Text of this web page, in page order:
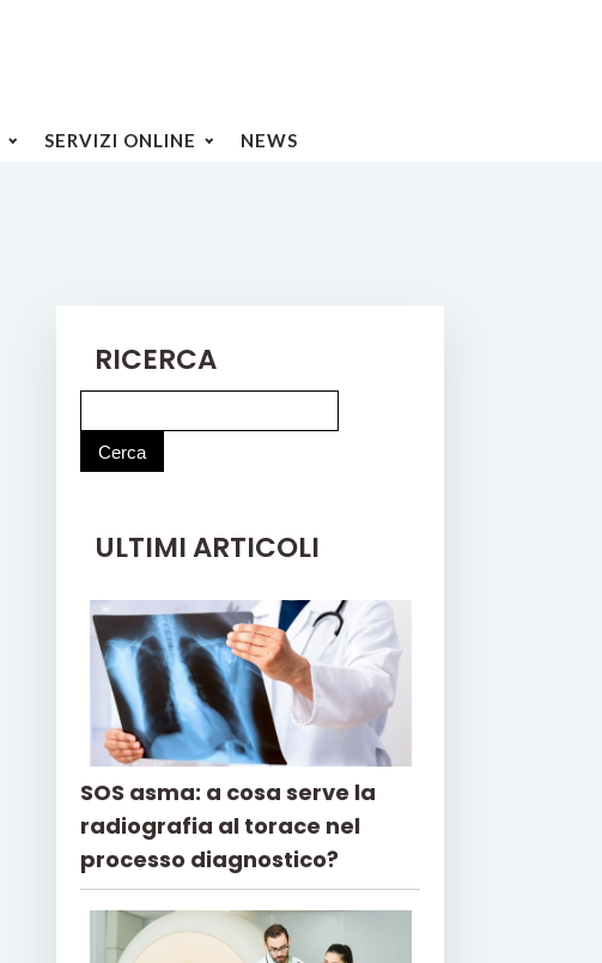
SERVIZI ONLINE NEWS
RICERCA
ULTIMI ARTICOLI
SOS asma: a cosa serve la
radiografia al torace nel
processo diagnostico?